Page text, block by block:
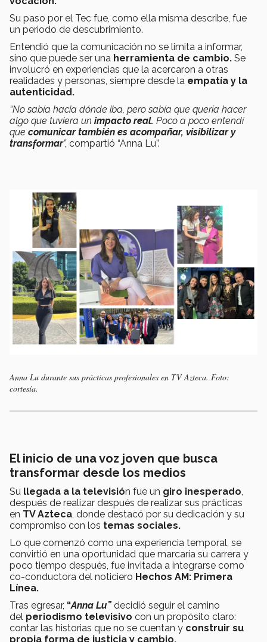
Su paso por el Tec fue, como ella misma describe, fue
un periodo de descubrimiento.
Entendió que la comunicación no se limita a informar,
sino que puede ser una herramienta de cambio. Se
involucró en experiencias que la acercaron a otras
realidades y personas, siempre desde la empatía y la
autenticidad.
“No sabía hacia dónde iba, pero sabía que quería hacer
algo que tuviera un impacto real. Poco a poco entendí
que comunicar también es acompañar, visibilizar y
transformar”, compartió “Anna Lu”.
Anna Lu durante sus prácticas profesionales en TV Azteca. Foto:
cortesía.
El inicio de una voz joven que busca
transformar desde los medios
Su llegada a la televisión fue un giro inesperado,
después de realizar después de realizar sus prácticas
en TV Azteca, donde destacó por su dedicación y su
compromiso con los temas sociales.
Lo que comenzó como una experiencia temporal, se
convirtió en una oportunidad que marcaría su carrera y
poco tiempo después, fue invitada a integrarse como
co-conductora del noticiero Hechos AM: Primera
Línea.
Tras egresar, “Anna Lu” decidió seguir el camino
del periodismo televisivo con un propósito claro:
contar las historias que no se cuentan y construir su
propia forma de justicia y cambio.